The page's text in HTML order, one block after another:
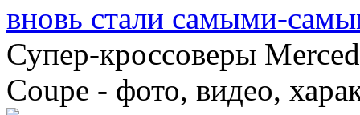
вновь стали самыми-
Супер-кроссоверы
Coupe - фото, видео,